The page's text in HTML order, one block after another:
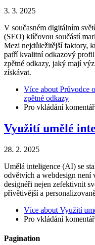
3. 3. 2025
V současném digitálním
(SEO) klíčovou součástí
Mezi nejdůležitější faktory,
patří kvalitní odkazový
zpětné odkazy, jaký mají
získávat.
Více about Průvodce
zpětné odkazy
Pro vkládání
Využití umělé
28. 2. 2025
Umělá inteligence (AI) se
odvětvích a webdesign
designéři nejen zefektivnit
přívětivější a
Více about Využití
Pro vkládání
Pagination